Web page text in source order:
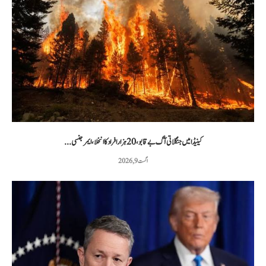
کینیڈا میں جنگلاتی آگ بے قابو، 20 ہزار افراد کا انخلا، ایمرجنسی...
اگست 9, 2026